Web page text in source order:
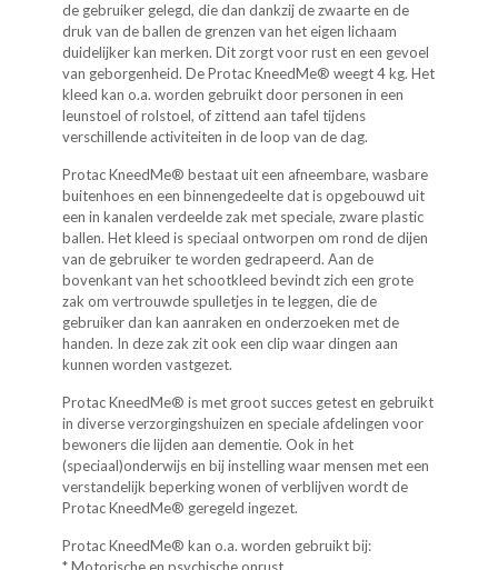
de gebruiker gelegd, die dan dankzij de zwaarte en de
druk van de ballen de grenzen van het eigen lichaam
duidelijker kan merken. Dit zorgt voor rust en een gevoel
van geborgenheid. De Protac KneedMe® weegt 4 kg. Het
kleed kan o.a. worden gebruikt door per­sonen in een
leunstoel of rolstoel, of zittend aan tafel tijdens
verschillende activiteiten in de loop van de dag.
Protac KneedMe® bestaat uit een afneembare, wasbare
bui­tenhoes en een binnengedeelte dat is opgebouwd uit
een in kanalen verdeelde zak met speciale, zware plastic
ballen. Het kleed is speciaal ontworpen om rond de dijen
van de gebrui­ker te worden gedrapeerd. Aan de
bovenkant van het schootkleed bevindt zich een grote
zak om vertrouwde spulletjes in te leggen, die de
gebruiker dan kan aanraken en onderzoeken met de
handen. In deze zak zit ook een clip waar dingen aan
kunnen worden vastgezet.
Protac KneedMe® is met groot succes getest en gebruikt
in diver­se verzorgingshuizen en speciale afdelingen voor
bewoners die lijden aan dementie. Ook in het
(speciaal)onderwijs en bij instelling waar mensen met een
verstandelijk beperking wonen of verblijven wordt de
Protac KneedMe® geregeld ingezet.
Protac KneedMe® kan o.a. worden gebruikt bij: